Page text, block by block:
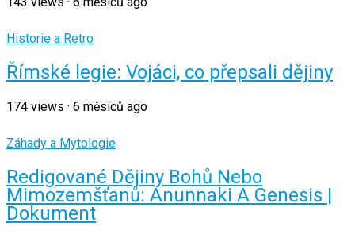
Historie a Retro
Římské legie: Vojáci, co přepsali dějiny
174 views · 6 měsíců ago
Záhady a Mytologie
Redigované Dějiny Bohů Nebo
Mimozemšťanů: Anunnaki A Genesis |
Dokument